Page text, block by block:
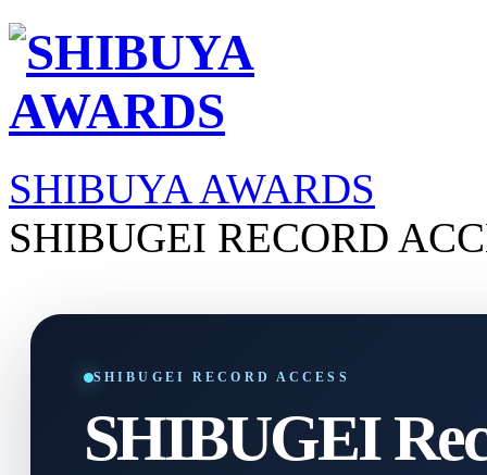
SHIBUYA AWARDS
SHIBUGEI RECORD
SHIBUGEI RECORD ACCESS
SHIBUGEI